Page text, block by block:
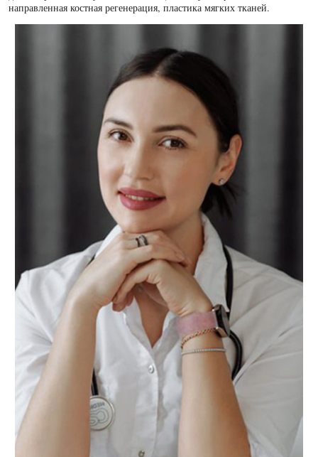
направленная костная регенерация, пластика мягких тканей.